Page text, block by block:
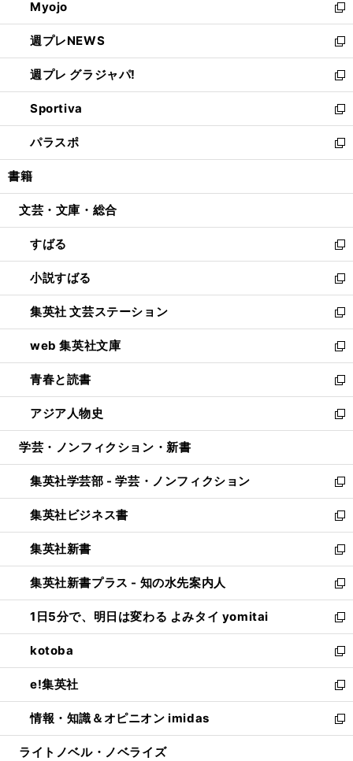
く
で
開
く
ド
ウ
で
開
く
ィ
ン
ド
ウ
で
開
く
Myojo
新
し
い
ウ
ィ
ン
ド
ウ
で
開
週プレNEWS
新
し
い
ウ
ィ
ン
ド
ウ
開
週プレ グラジャパ!
新
し
い
ウ
ィ
ン
ウ
開
く
Sportiva
新
し
い
ウ
ン
ウ
で
開
く
パラスポ
新
し
ウ
ン
ド
ウ
で
開
く
書籍
文芸・文庫・総合
すばる
新
し
い
ウ
ィ
ン
ド
ウ
で
開
く
小説すばる
新
し
い
ウ
ィ
ン
ド
ウ
で
開
集英社 文芸ステーション
新
し
い
ウ
ィ
ン
ド
ウ
開
く
web 集英社文庫
新
し
い
ウ
ィ
ン
ウ
で
開
く
青春と読書
新
し
い
ウ
ン
ド
ウ
で
開
く
アジア人物史
新
し
ウ
ィ
ン
ド
ウ
で
開
く
学芸・ノンフィクション・新書
集英社学芸部 - 学芸・ノンフィクション
新
し
い
ウ
ィ
ン
ド
ウ
で
開
く
集英社ビジネス書
新
し
い
ウ
ィ
ン
ド
ウ
で
開
く
集英社新書
新
し
い
ウ
ィ
ン
ド
ウ
で
開
く
集英社新書プラス - 知の水先案内人
新
し
い
ウ
ィ
ン
ド
ウ
で
開
1日5分で、明日は変わる よみタイ yomitai
新
し
い
ウ
ィ
ン
ド
ウ
kotoba
新
し
い
ウ
ィ
ン
e!集英社
新
し
い
ウ
情報・知識＆オピニオン imidas
新
し
ライトノベル・ノベライズ